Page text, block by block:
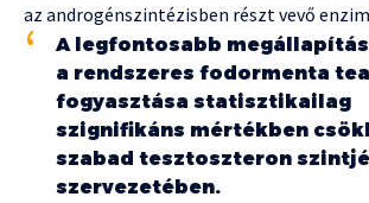
az androgénszintézisben részt vevő
A legfontosabb megállapítás
a rendszeres fodormenta tea
fogyasztása statisztikailag
szignifikáns mértékben
szabad tesztoszteron
szervezetében.